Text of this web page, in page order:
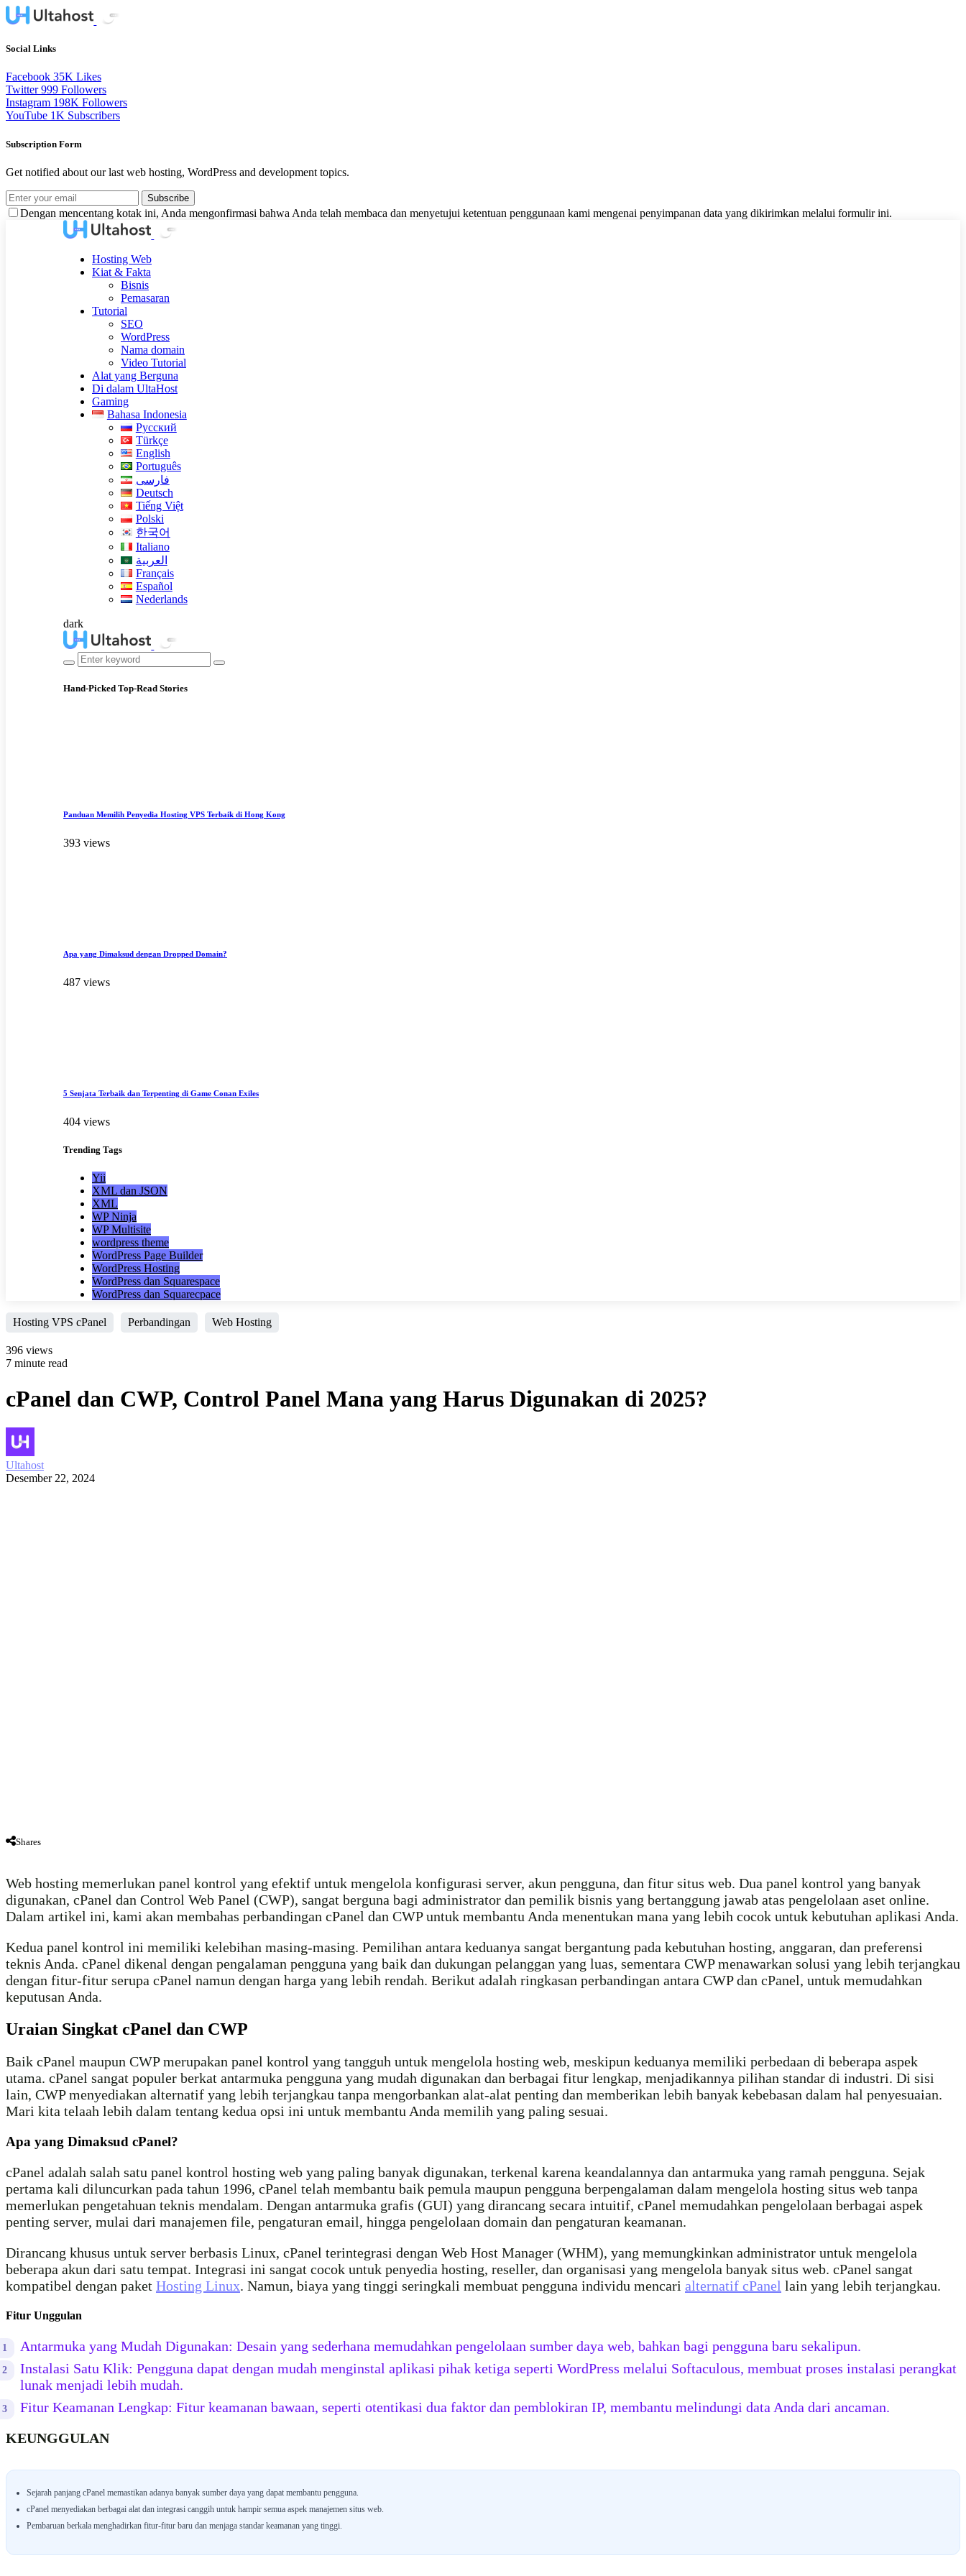
Social Links
Facebook 35K Likes
Twitter 999 Followers
Instagram 198K Followers
YouTube 1K Subscribers
Subscription Form
Get notified about our last web hosting, WordPress and development topics.
Subscribe
Dengan mencentang kotak ini, Anda mengonfirmasi bahwa Anda telah membaca dan menyetujui ketentuan penggunaan kami mengenai penyimpanan data yang dikirimkan melalui formulir ini.
Hosting Web
Kiat & Fakta
Bisnis
Pemasaran
Tutorial
SEO
WordPress
Nama domain
Video Tutorial
Alat yang Berguna
Di dalam UltaHost
Gaming
Bahasa Indonesia
Русский
Türkçe
English
Português
فارسی
Deutsch
Tiếng Việt
Polski
한국어
Italiano
العربية
Français
Español
Nederlands
dark
Hand-Picked Top-Read Stories
Panduan Memilih Penyedia Hosting VPS Terbaik di Hong Kong
393 views
Apa yang Dimaksud dengan Dropped Domain?
487 views
5 Senjata Terbaik dan Terpenting di Game Conan Exiles
404 views
Trending Tags
Yii
XML dan JSON
XML
WP Ninja
WP Multisite
wordpress theme
WordPress Page Builder
WordPress Hosting
WordPress dan Squarespace
WordPress dan Squarecpace
Hosting VPS cPanel Perbandingan Web Hosting
396 views
7 minute read
cPanel dan CWP, Control Panel Mana yang Harus Digunakan di 2025?
Ultahost
Desember 22, 2024
Shares
Web hosting memerlukan panel kontrol yang efektif untuk mengelola konfigurasi server, akun pengguna, dan fitur situs web. Dua panel kontrol yang banyak
digunakan, cPanel dan Control Web Panel (CWP), sangat berguna bagi administrator dan pemilik bisnis yang bertanggung jawab atas pengelolaan aset online.
Dalam artikel ini, kami akan membahas perbandingan cPanel dan CWP untuk membantu Anda menentukan mana yang lebih cocok untuk kebutuhan aplikasi Anda.
Kedua panel kontrol ini memiliki kelebihan masing-masing. Pemilihan antara keduanya sangat bergantung pada kebutuhan hosting, anggaran, dan preferensi
teknis Anda. cPanel dikenal dengan pengalaman pengguna yang baik dan dukungan pelanggan yang luas, sementara CWP menawarkan solusi yang lebih terjangkau
dengan fitur-fitur serupa cPanel namun dengan harga yang lebih rendah. Berikut adalah ringkasan perbandingan antara CWP dan cPanel, untuk memudahkan
keputusan Anda.
Uraian Singkat cPanel dan CWP
Baik cPanel maupun CWP merupakan panel kontrol yang tangguh untuk mengelola hosting web, meskipun keduanya memiliki perbedaan di beberapa aspek
utama. cPanel sangat populer berkat antarmuka pengguna yang mudah digunakan dan berbagai fitur lengkap, menjadikannya pilihan standar di industri. Di sisi
lain, CWP menyediakan alternatif yang lebih terjangkau tanpa mengorbankan alat-alat penting dan memberikan lebih banyak kebebasan dalam hal penyesuaian.
Mari kita telaah lebih dalam tentang kedua opsi ini untuk membantu Anda memilih yang paling sesuai.
Apa yang Dimaksud cPanel?
cPanel adalah salah satu panel kontrol hosting web yang paling banyak digunakan, terkenal karena keandalannya dan antarmuka yang ramah pengguna. Sejak
pertama kali diluncurkan pada tahun 1996, cPanel telah membantu baik pemula maupun pengguna berpengalaman dalam mengelola hosting situs web tanpa
memerlukan pengetahuan teknis mendalam. Dengan antarmuka grafis (GUI) yang dirancang secara intuitif, cPanel memudahkan pengelolaan berbagai aspek
penting server, mulai dari manajemen file, pengaturan email, hingga pengelolaan domain dan pengaturan keamanan.
Dirancang khusus untuk server berbasis Linux, cPanel terintegrasi dengan Web Host Manager (WHM), yang memungkinkan administrator untuk mengelola
beberapa akun dari satu tempat. Integrasi ini sangat cocok untuk penyedia hosting, reseller, dan organisasi yang mengelola banyak situs web. cPanel sangat
kompatibel dengan paket Hosting Linux. Namun, biaya yang tinggi seringkali membuat pengguna individu mencari alternatif cPanel lain yang lebih terjangkau.
Fitur Unggulan
Antarmuka yang Mudah Digunakan: Desain yang sederhana memudahkan pengelolaan sumber daya web, bahkan bagi pengguna baru sekalipun.
Instalasi Satu Klik: Pengguna dapat dengan mudah menginstal aplikasi pihak ketiga seperti WordPress melalui Softaculous, membuat proses instalasi perangkat
lunak menjadi lebih mudah.
Fitur Keamanan Lengkap: Fitur keamanan bawaan, seperti otentikasi dua faktor dan pemblokiran IP, membantu melindungi data Anda dari ancaman.
KEUNGGULAN
Sejarah panjang cPanel memastikan adanya banyak sumber daya yang dapat membantu pengguna.
cPanel menyediakan berbagai alat dan integrasi canggih untuk hampir semua aspek manajemen situs web.
Pembaruan berkala menghadirkan fitur-fitur baru dan menjaga standar keamanan yang tinggi.